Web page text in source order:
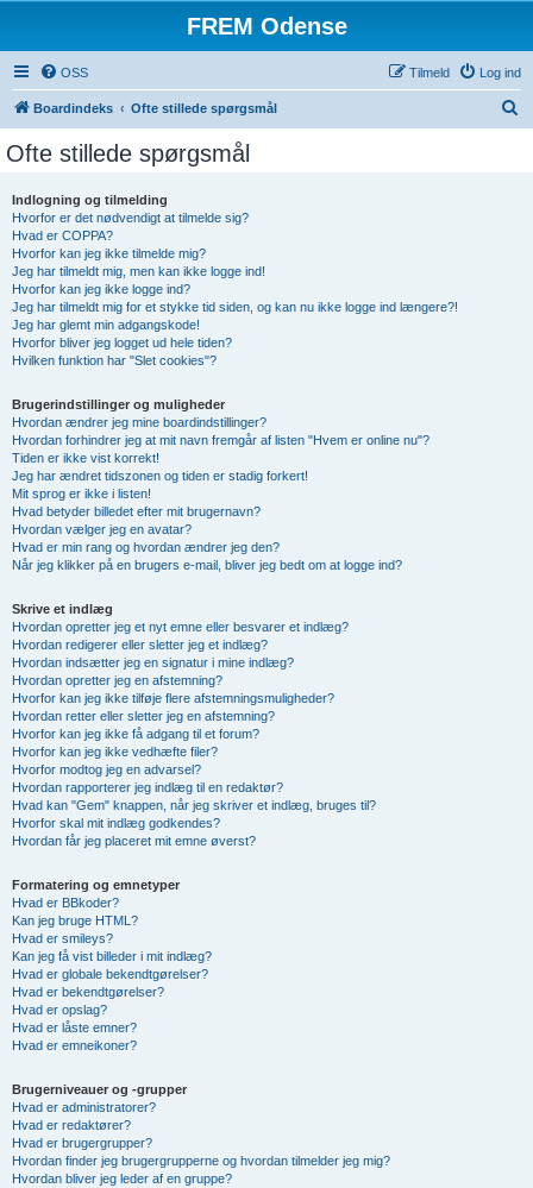
FREM Odense
OSS Log ind
Tilmeld
Boardindeks Ofte stillede spørgsmål
Ofte stillede spørgsmål
Indlogning og tilmelding
Hvorfor er det nødvendigt at tilmelde sig?
Hvad er COPPA?
Hvorfor kan jeg ikke tilmelde mig?
Jeg har tilmeldt mig, men kan ikke logge ind!
Hvorfor kan jeg ikke logge ind?
Jeg har tilmeldt mig for et stykke tid siden, og kan nu ikke logge ind længere?!
Jeg har glemt min adgangskode!
Hvorfor bliver jeg logget ud hele tiden?
Hvilken funktion har "Slet cookies"?
Brugerindstillinger og muligheder
Hvordan ændrer jeg mine boardindstillinger?
Hvordan forhindrer jeg at mit navn fremgår af listen "Hvem er online nu"?
Tiden er ikke vist korrekt!
Jeg har ændret tidszonen og tiden er stadig forkert!
Mit sprog er ikke i listen!
Hvad betyder billedet efter mit brugernavn?
Hvordan vælger jeg en avatar?
Hvad er min rang og hvordan ændrer jeg den?
Når jeg klikker på en brugers e-mail, bliver jeg bedt om at logge ind?
Skrive et indlæg
Hvordan opretter jeg et nyt emne eller besvarer et indlæg?
Hvordan redigerer eller sletter jeg et indlæg?
Hvordan indsætter jeg en signatur i mine indlæg?
Hvordan opretter jeg en afstemning?
Hvorfor kan jeg ikke tilføje flere afstemningsmuligheder?
Hvordan retter eller sletter jeg en afstemning?
Hvorfor kan jeg ikke få adgang til et forum?
Hvorfor kan jeg ikke vedhæfte filer?
Hvorfor modtog jeg en advarsel?
Hvordan rapporterer jeg indlæg til en redaktør?
Hvad kan "Gem" knappen, når jeg skriver et indlæg, bruges til?
Hvorfor skal mit indlæg godkendes?
Hvordan får jeg placeret mit emne øverst?
Formatering og emnetyper
Hvad er BBkoder?
Kan jeg bruge HTML?
Hvad er smileys?
Kan jeg få vist billeder i mit indlæg?
Hvad er globale bekendtgørelser?
Hvad er bekendtgørelser?
Hvad er opslag?
Hvad er låste emner?
Hvad er emneikoner?
Brugerniveauer og -grupper
Hvad er administratorer?
Hvad er redaktører?
Hvad er brugergrupper?
Hvordan finder jeg brugergrupperne og hvordan tilmelder jeg mig?
Hvordan bliver jeg leder af en gruppe?